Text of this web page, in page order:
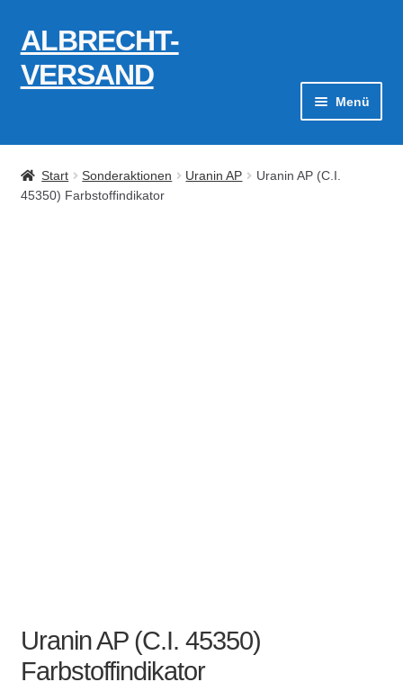
Zur
Navigation
springen
Zum
Inhalt
springen
ALBRECHT-
VERSAND
Menü
Zahlungsarten
AGB
GaLaBau
Start Sonderaktionen Uranin AP
Uranin AP (C.I.
45350) Farbstoffindikator
Uranin AP (C.I. 45350)
Farbstoffindikator